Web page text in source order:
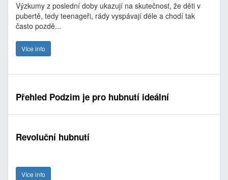
Výzkumy z poslední doby ukazují na skutečnost, že děti v
pubertě, tedy teenageři, rády vyspávají déle a chodí tak
často pozdě...
Více info
Přehled Podzim je pro hubnutí ideální
Revoluční hubnutí
Více info